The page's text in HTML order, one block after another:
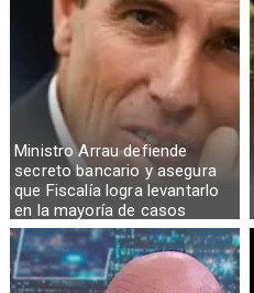
Ministro Arrau defiende
secreto bancario y asegura
que Fiscalía logra levantarlo
en la mayoría de casos